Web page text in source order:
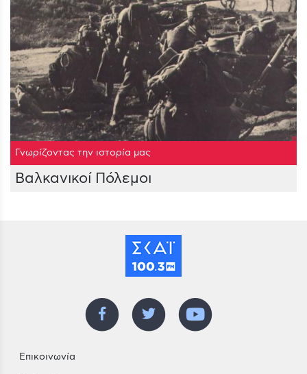
Γνωρίζοντας την ιστορία μας
Βαλκανικοί Πόλεμοι
Επικοινωνία